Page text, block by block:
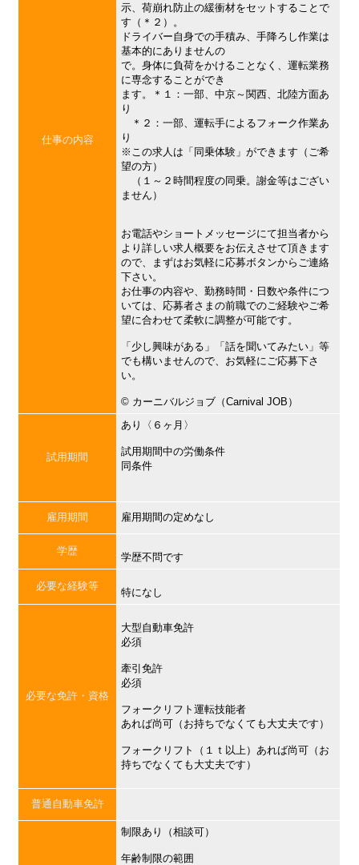
仕事の内容
示、荷崩れ防止の緩衝材をセットすることで
す（＊２）。
ドライバー自身での手積み、手降ろし作業は
基本的にありませんの
で。身体に負荷をかけることなく、運転業務
に専念することができ
ます。＊１：一部、中京～関西、北陸方面あ
り
＊２：一部、運転手によるフォーク作業あ
り
※この求人は「同乗体験」ができます（ご希
望の方）
（１～２時間程度の同乗。謝金等はござい
ません）
お電話やショートメッセージにて担当者から
より詳しい求人概要をお伝えさせて頂きます
ので、まずはお気軽に応募ボタンからご連絡
下さい。
お仕事の内容や、勤務時間・日数や条件につ
いては、応募者さまの前職でのご経験やご希
望に合わせて柔軟に調整が可能です。
「少し興味がある」「話を聞いてみたい」等
でも構いませんので、お気軽にご応募下さ
い。
©︎ カーニバルジョブ（Carnival JOB）
試用期間
あり〈６ヶ月〉
試用期間中の労働条件
同条件
雇用期間 雇用期間の定めなし
学歴
学歴不問です
必要な経験等
特になし
必要な免許・資格
大型自動車免許
必須
牽引免許
必須
フォークリフト運転技能者
あれば尚可（お持ちでなくても大丈夫です）
フォークリフト（１ｔ以上）あれば尚可（お
持ちでなくても大丈夫です）
普通自動車免許
制限あり（相談可）
年齢制限の範囲